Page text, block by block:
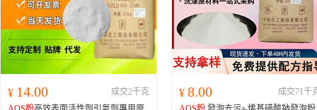
¥ 14.00
成交2千克
¥ 8.00
成交71千